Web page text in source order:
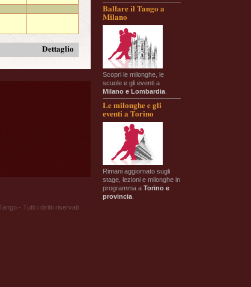
Ballare il Tango a
Milano
Scopri le milonghe, le
scuole e gli eventi a
Milano e Lombardia
Le milonghe e gli
eventi a Torino
Rimani aggiornato sugli
stage, lezioni e milonghe in
programma a Torino e
provincia
Dettaglio
- Tutti i diritti riservati